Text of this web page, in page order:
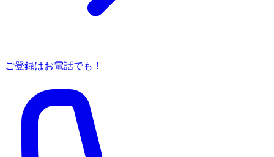
ご登録はお電話でも！